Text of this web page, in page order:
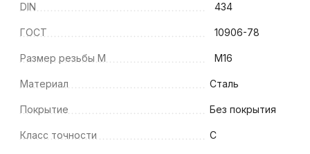
DIN 434
ГОСТ 10906-78
Размер резьбы M M16
Материал Сталь
Покрытие Без покрытия
Класс точности C